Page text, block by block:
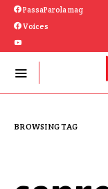
PassaParola mag
Voices
BROWSING TAG